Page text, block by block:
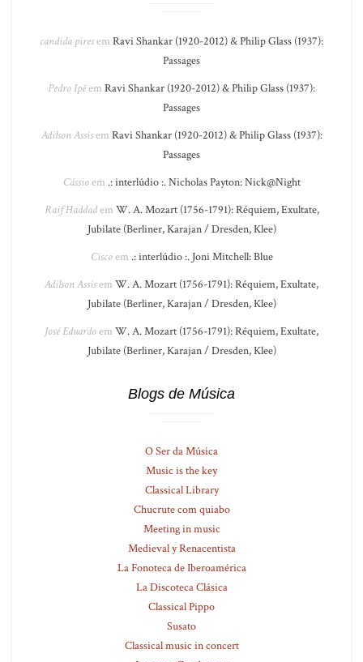
candida piresem Ravi Shankar (1920-2012) & Philip Glass (1937):
Passages
Pedro Ipêem Ravi Shankar (1920-2012) & Philip Glass (1937):
Passages
Adilson Assisem Ravi Shankar (1920-2012) & Philip Glass (1937):
Passages
Cássioem .: interlúdio :. Nicholas Payton: Nick@Night
Raif Haddadem W. A. Mozart (1756-1791): Réquiem, Exultate,
Jubilate (Berliner, Karajan / Dresden, Klee)
Ciscoem .: interlúdio :. Joni Mitchell: Blue
Adilson Assisem W. A. Mozart (1756-1791): Réquiem, Exultate,
Jubilate (Berliner, Karajan / Dresden, Klee)
José Eduardoem W. A. Mozart (1756-1791): Réquiem, Exultate,
Jubilate (Berliner, Karajan / Dresden, Klee)
Blogs de Música
O Ser da Música
Music is the key
Classical Library
Chucrute com quiabo
Meeting in music
Medieval y Renacentista
La Fonoteca de Iberoamérica
La Discoteca Clásica
Classical Pippo
Susato
Classical music in concert